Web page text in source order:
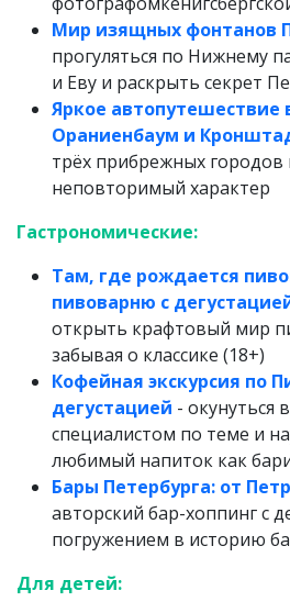
Мир изящных фонтанов
прогуляться по Нижнему
и Еву и раскрыть секрет
Яркое автопутешествие
Ораниенбаум и
трёх прибрежных городов
неповторимый характер
Гастрономические:
Там, где рождается
пивоварню с
открыть крафтовый мир
забывая о классике (18+)
Кофейная экскурсия по
дегустацией - окунуться
специалистом по теме и
любимый напиток как
Бары Петербурга: от
авторский бар-хоппинг с
погружением в историю
Для детей: